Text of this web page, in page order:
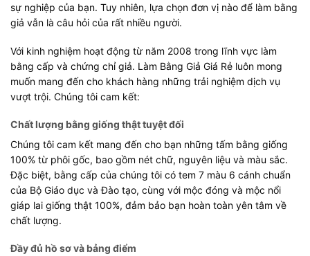
sự nghiệp của bạn. Tuy nhiên, lựa chọn đơn vị nào để làm bằng
giả vẫn là câu hỏi của rất nhiều người.
Với kinh nghiệm hoạt động từ năm 2008 trong lĩnh vực làm
bằng cấp và chứng chỉ giả. Làm Bằng Giả Giá Rẻ luôn mong
muốn mang đến cho khách hàng những trải nghiệm dịch vụ
vượt trội. Chúng tôi cam kết:
Chất lượng bằng giống thật tuyệt đối
Chúng tôi cam kết mang đến cho bạn những tấm bằng giống
100% từ phôi gốc, bao gồm nét chữ, nguyên liệu và màu sắc.
Đặc biệt, bằng cấp của chúng tôi có tem 7 màu 6 cánh chuẩn
của Bộ Giáo dục và Đào tạo, cùng với mộc đóng và mộc nổi
giáp lai giống thật 100%, đảm bảo bạn hoàn toàn yên tâm về
chất lượng.
Đầy đủ hồ sơ và bảng điểm